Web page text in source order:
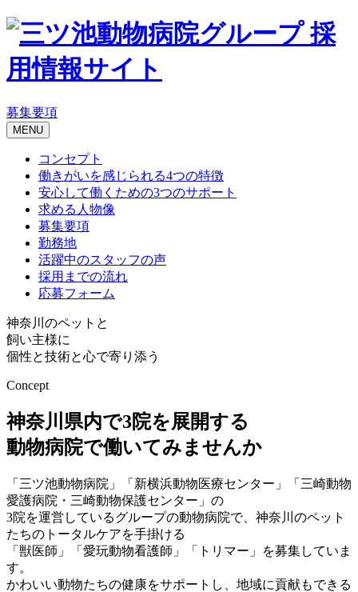
募集要項
MENU
コンセプト
働きがいを感じられる4つの特徴
安心して働くための3つのサポート
求める人物像
募集要項
勤務地
活躍中のスタッフの声
採用までの流れ
応募フォーム
神奈川のペットと
飼い主様に
個性と技術と心で寄り添う
Concept
神奈川県内で3院を展開する
動物病院で働いてみませんか
「三ツ池動物病院」「新横浜動物医療センター」「三崎動物
愛護病院・三崎動物保護センター」の
3院を運営しているグループの動物病院で、神奈川のペット
たちのトータルケアを手掛ける
「獣医師」「愛玩動物看護師」「トリマー」を募集していま
す。
かわいい動物たちの健康をサポートし、地域に貢献もできる